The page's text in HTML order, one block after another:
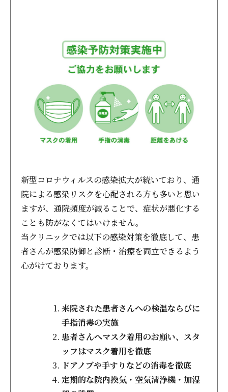
新型コロナウィルスの感染拡大が続いており、通
院による感染リスクを心配される方も多いと思い
ますが、通院頻度が減ることで、症状が悪化する
ことも防がなくてはいけません。
当クリニックでは以下の感染対策を徹底して、患
者さんが感染防御と診断・治療を両立できるよう
心がけております。
来院された患者さんへの検温ならびに
手指消毒の実施
患者さんへマスク着用のお願い、スタ
ッフはマスク着用を徹底
ドアノブや手すりなどの消毒を徹底
定期的な院内換気・空気清浄機・加湿